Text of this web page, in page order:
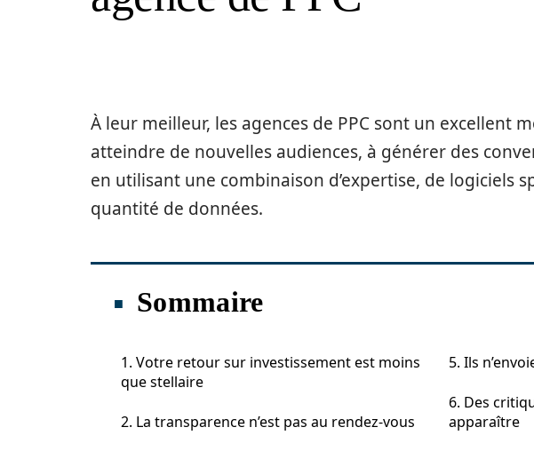
À leur meilleur, les agences de PPC sont un excellent
atteindre de nouvelles audiences, à générer des
en utilisant une combinaison d’expertise, de logiciels
quantité de données.
Sommaire
1. Votre retour sur investissement est moins
que stellaire
2. La transparence n’est pas au rendez-vous
5. Ils
6. Des
apparaître